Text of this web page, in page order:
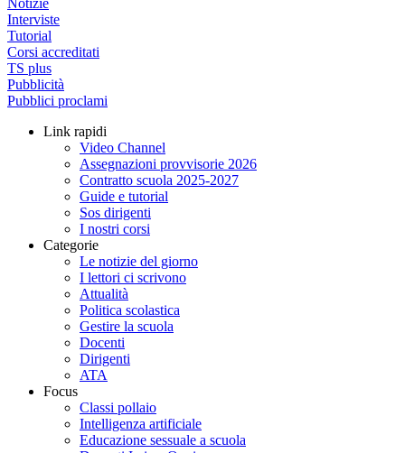
Notizie
Interviste
Tutorial
Corsi accreditati
TS plus
Pubblicità
Pubblici proclami
Link rapidi
Video Channel
Assegnazioni provvisorie 2026
Contratto scuola 2025-2027
Guide e tutorial
Sos dirigenti
I nostri corsi
Categorie
Le notizie del giorno
I lettori ci scrivono
Attualità
Politica scolastica
Gestire la scuola
Docenti
Dirigenti
ATA
Focus
Classi pollaio
Intelligenza artificiale
Educazione sessuale a scuola